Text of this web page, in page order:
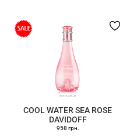
COOL WATER SEA ROSE
DAVIDOFF
958 грн.